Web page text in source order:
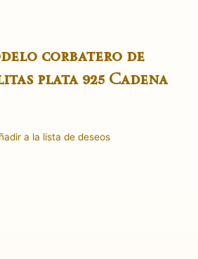
corbatero de
plata 925 Cadena
a la lista de deseos